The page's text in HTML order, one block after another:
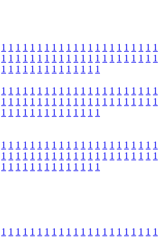
1 1 1 1 1 1 1 1 1 1 1 1 1 1 1 1 1 1 1 1 1 1
1 1 1 1 1 1 1 1 1 1 1 1 1 1 1 1 1 1 1 1 1 1
1 1 1 1 1 1 1 1 1 1 1 1 1 1
1 1 1 1 1 1 1 1 1 1 1 1 1 1 1 1 1 1 1 1 1 1
1 1 1 1 1 1 1 1 1 1 1 1 1 1 1 1 1 1 1 1 1 1
1 1 1 1 1 1 1 1 1 1 1 1 1 1
1 1 1 1 1 1 1 1 1 1 1 1 1 1 1 1 1 1 1 1 1 1
1 1 1 1 1 1 1 1 1 1 1 1 1 1 1 1 1 1 1 1 1 1
1 1 1 1 1 1 1 1 1 1 1 1 1 1
1 1 1 1 1 1 1 1 1 1 1 1 1 1 1 1 1 1 1 1 1 1